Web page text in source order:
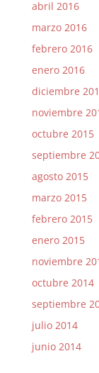
abril 2016
marzo 2016
febrero 2016
enero 2016
diciembre
noviembre
octubre 2015
septiembre
agosto 2015
marzo 2015
febrero 2015
enero 2015
noviembre
octubre 2014
septiembre
julio 2014
junio 2014